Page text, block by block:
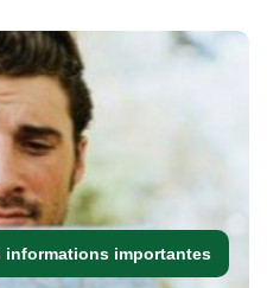
informations importantes